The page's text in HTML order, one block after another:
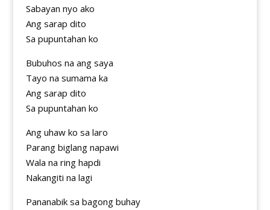
Sabayan nyo ako
Ang sarap dito
Sa pupuntahan ko
Bubuhos na ang saya
Tayo na sumama ka
Ang sarap dito
Sa pupuntahan ko
Ang uhaw ko sa laro
Parang biglang napawi
Wala na ring hapdi
Nakangiti na lagi
Pananabik sa bagong buhay